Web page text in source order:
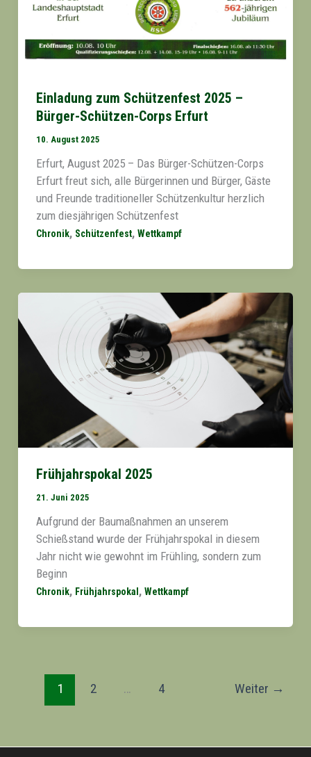
Einladung zum Schützenfest 2025 –
Bürger-Schützen-Corps Erfurt
10. August 2025
Erfurt, August 2025 – Das Bürger-Schützen-Corps
Erfurt freut sich, alle Bürgerinnen und Bürger, Gäste
und Freunde traditioneller Schützenkultur herzlich
zum diesjährigen Schützenfest
Chronik, Schützenfest, Wettkampf
Frühjahrspokal 2025
21. Juni 2025
Aufgrund der Baumaßnahmen an unserem
Schießstand wurde der Frühjahrspokal in diesem
Jahr nicht wie gewohnt im Frühling, sondern zum
Beginn
Chronik, Frühjahrspokal , Wettkampf
1 2 … 4 Weiter →